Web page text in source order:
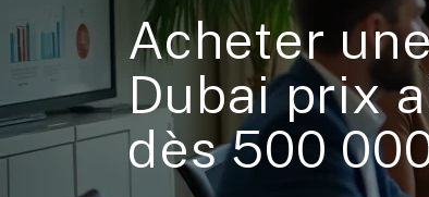
Acheter
Dubai prix
dès 500